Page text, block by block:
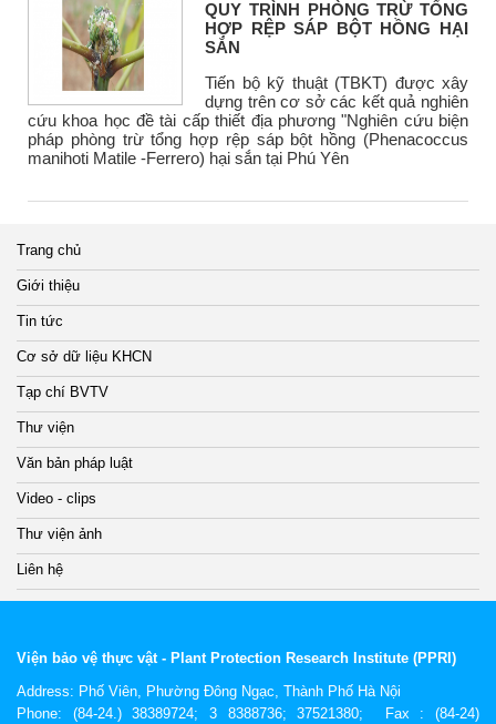
QUY TRÌNH PHÒNG TRỪ TỔNG
HỢP RỆP SÁP BỘT HỒNG HẠI
SẮN
Tiến bộ kỹ thuật (TBKT) được xây
dựng trên cơ sở các kết quả nghiên
cứu khoa học đề tài cấp thiết địa phương "Nghiên cứu biện
pháp phòng trừ tổng hợp rệp sáp bột hồng (Phenacoccus
manihoti Matile -Ferrero) hại sắn tại Phú Yên
Trang chủ
Giới thiệu
Tin tức
Cơ sở dữ liệu KHCN
Tạp chí BVTV
Thư viện
Văn bản pháp luật
Video - clips
Thư viện ảnh
Liên hệ
Viện bảo vệ thực vật - Plant Protection Research Institute (PPRI)
Address: Phố Viên, Phường Đông Ngạc, Thành Phố Hà Nội
Phone: (84-24.) 38389724; 3 8388736; 37521380; Fax : (84-24)